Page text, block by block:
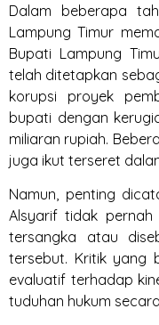
Dalam beberapa
Lampung Timur
Bupati Lampung
telah ditetapkan
korupsi proyek
bupati dengan
miliaran rupiah.
juga ikut terseret
Namun, penting
Alsyarif tidak
tersangka atau
tersebut. Kritik yang
evaluatif terhadap
tuduhan hukum